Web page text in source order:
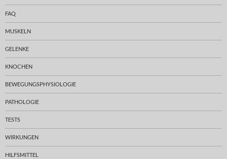
FAQ
MUSKELN
GELENKE
KNOCHEN
BEWEGUNGSPHYSIOLOGIE
PATHOLOGIE
TESTS
WIRKUNGEN
HILFSMITTEL